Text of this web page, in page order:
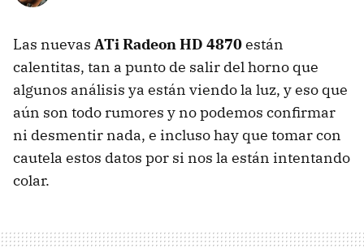
Las nuevas ATi Radeon HD 4870están
calentitas, tan a punto de salir del horno que
algunos análisis ya están viendo la luz, y eso que
aún son todo rumores y no podemos confirmar
ni desmentir nada, e incluso hay que tomar con
cautela estos datos por si nos la están intentando
colar.